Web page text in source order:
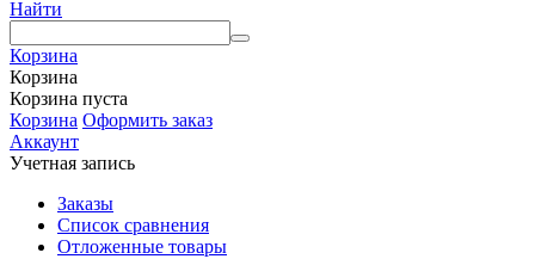
Найти
Корзина
Корзина
Корзина пуста
Корзина Оформить заказ
Аккаунт
Учетная запись
Заказы
Список сравнения
Отложенные товары